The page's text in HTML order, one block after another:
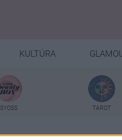
KULTÚRA
SYOSS TAROT